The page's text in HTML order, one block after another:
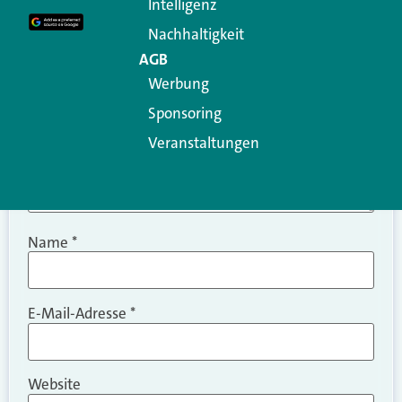
Kommentar
Name *
E-Mail-Adresse *
Website
Intelligenz
Nachhaltigkeit
AGB
Werbung
Sponsoring
Veranstaltungen